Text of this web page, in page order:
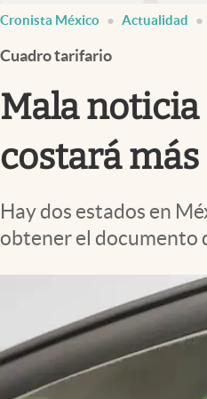
Opinión
Brand Strategy
Vida y estilo
Tv
Espiritualidad
Cronista México Actualidad
Cuadro tarifario
Mala
costará
Hay dos estados en
obtener el documento